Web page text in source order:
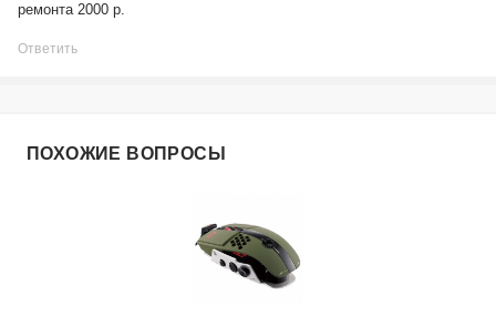
ремонта 2000 р.
Ответить
ПОХОЖИЕ ВОПРОСЫ